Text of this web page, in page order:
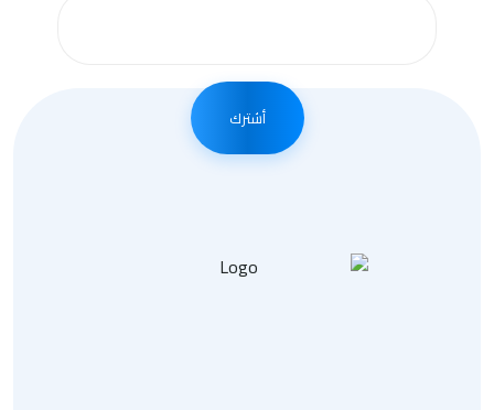
أشترك